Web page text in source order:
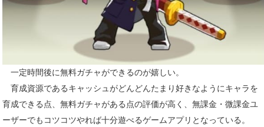
一定時間後に無料ガチャができるのが嬉しい。
育成資源であるキャッシュがどんどんたまり好きなようにキャラを
育成できる点、無料ガチャがある点の評価が高く、無課金・微課金ユ
ーザーでもコツコツやれば十分遊べるゲームアプリとなっている。